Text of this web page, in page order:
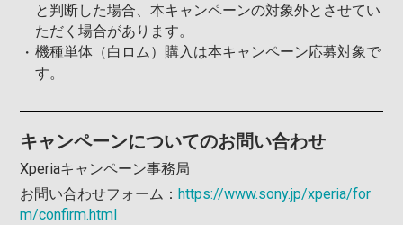
と判断した場合、本キャンペーンの対象外とさせてい
ただく場合があります。
機種単体（白ロム）購入は本キャンペーン応募対象で
す。
キャンペーンについてのお問い合わせ
Xperiaキャンペーン事務局
お問い合わせフォーム： https://www.sony.jp/xperia/for
m/confirm.html